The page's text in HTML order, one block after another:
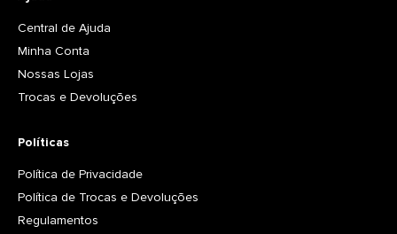
Central de Ajuda
Minha Conta
Nossas Lojas
Trocas e Devoluções
Políticas
Política de Privacidade
Política de Trocas e Devoluções
Regulamentos